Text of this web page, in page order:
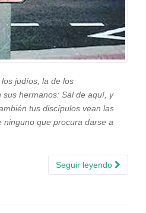
judíos, la de los
hermanos: Sal de aquí, y
tus discípulos vean las
ninguno que procura darse a
Seguir leyendo